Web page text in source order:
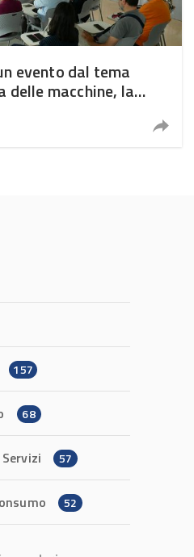
evento dal tema
delle macchine, la
157
68
57
52